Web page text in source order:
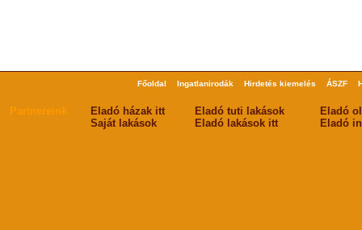
Főoldal Ingatlanirodák Hirdetés kiemelés ÁSZF
Partnereink Eladó házak itt Eladó tuti lakások
Eladó
Saját lakások
Eladó lakások itt Eladó